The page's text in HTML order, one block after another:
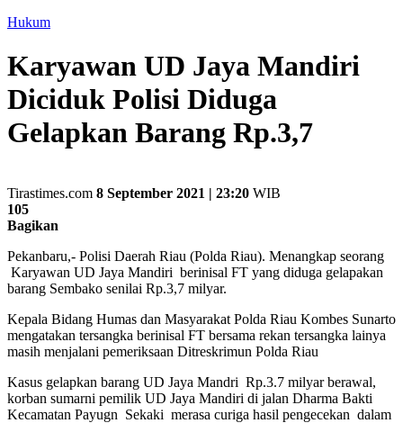
Hukum
Karyawan UD Jaya Mandiri
Diciduk Polisi Diduga
Gelapkan Barang Rp.3,7
Tirastimes.com 8 September 2021 | 23:20 WIB
105
Bagikan
Pekanbaru,- Polisi Daerah Riau (Polda Riau). Menangkap seorang
Karyawan UD Jaya Mandiri berinisal FT yang diduga gelapakan
barang Sembako senilai Rp.3,7 milyar.
Kepala Bidang Humas dan Masyarakat Polda Riau Kombes Sunarto
mengatakan tersangka berinisal FT bersama rekan tersangka lainya
masih menjalani pemeriksaan Ditreskrimun Polda Riau
Kasus gelapkan barang UD Jaya Mandri Rp.3.7 milyar berawal,
korban sumarni pemilik UD Jaya Mandiri di jalan Dharma Bakti
Kecamatan Payugn Sekaki merasa curiga hasil pengecekan dalam